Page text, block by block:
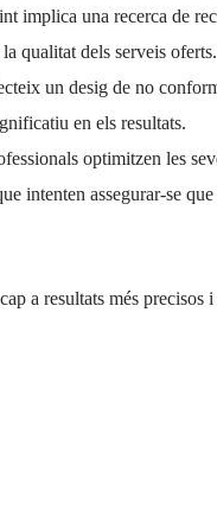
implica una recerca de
qualitat dels serveis oferts.
un desig de no
en els resultats.
optimitzen les
intenten assegurar-se
a resultats més